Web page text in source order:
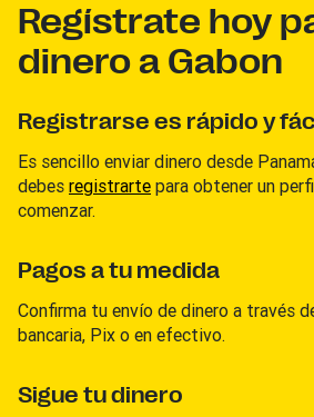
Regístrate hoy
dinero a Gabon
Registrarse es rápido y
Es sencillo enviar dinero desde
debes registrarte para obtener un
comenzar.
Pagos a tu medida
Confirma tu envío de dinero a través
bancaria, Pix o en efectivo.
Sigue tu dinero